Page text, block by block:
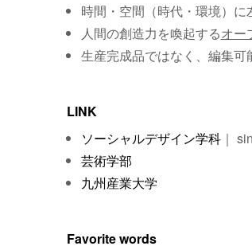
時間・空間（時代・環境）
人間の創造力を喚起するオー
生産完成品ではなく、編集
LINK
ソーシャルデザイン学科｜
芸術学部
九州産業大学
Favorite words